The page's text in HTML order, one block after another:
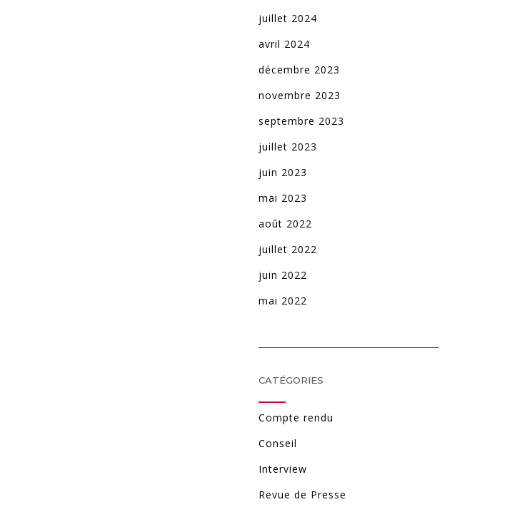
juillet 2024
avril 2024
décembre 2023
novembre 2023
septembre 2023
juillet 2023
juin 2023
mai 2023
août 2022
juillet 2022
juin 2022
mai 2022
CATÉGORIES
Compte rendu
Conseil
Interview
Revue de Presse